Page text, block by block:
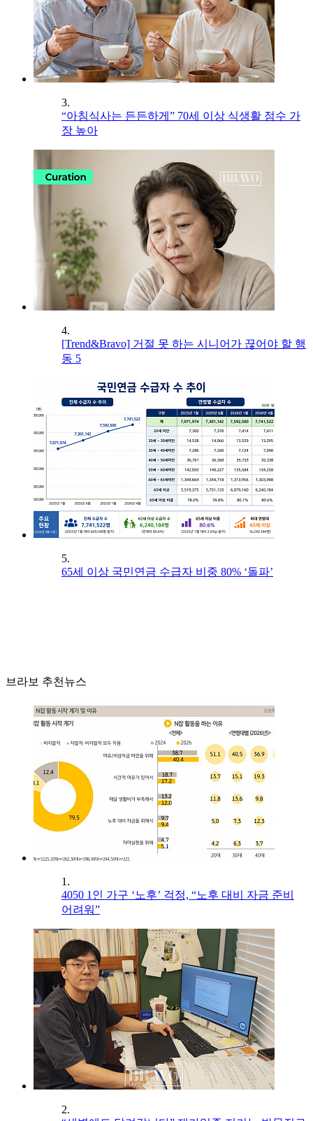
3.
“아침식사는 든든하게” 70세 이상 식생활 점수 가
장 높아
4.
[Trend&Bravo] 거절 못 하는 시니어가 끊어야 할 행
동 5
5.
65세 이상 국민연금 수급자 비중 80% ‘돌파’
브라보 추천뉴스
1.
4050 1인 가구 ‘노후’ 걱정, “노후 대비 자금 준비
어려워”
2.